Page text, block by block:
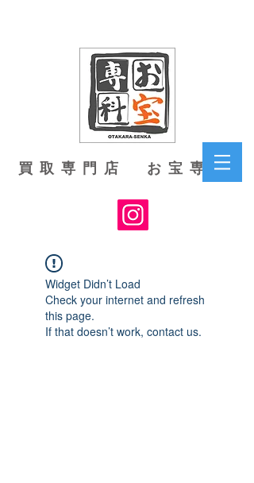
買取専門店 お宝専科
Widget Didn’t Load
Check your internet and refresh
this page.
If that doesn’t work, contact us.